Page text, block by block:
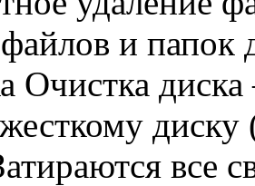
и папок
Очистка
все